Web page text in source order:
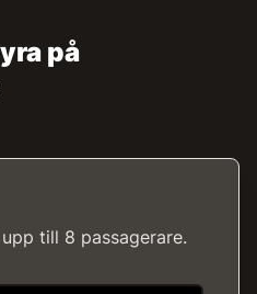
på
till 8 passagerare.